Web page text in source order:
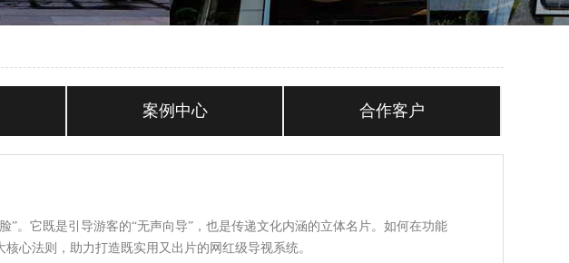
案例中心 合作客户
。它既是引导游客的“无声向导”，也是传递文化内涵的立体名片。如何在功能
心法则，助力打造既实用又出片的网红级导视系统。